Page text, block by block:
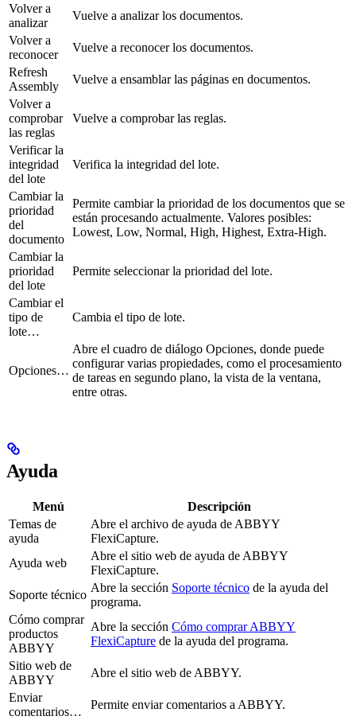
Volver a
analizar
Vuelve a analizar los documentos.
Volver a
reconocer
Vuelve a reconocer los documentos.
Refresh
Assembly
Vuelve a ensamblar las páginas en documentos.
Volver a
comprobar
las reglas
Vuelve a comprobar las reglas.
Verificar la
integridad
del lote
Verifica la integridad del lote.
Cambiar la
prioridad
del
documento
Permite cambiar la prioridad de los documentos que se
están procesando actualmente. Valores posibles:
Lowest, Low, Normal, High, Highest, Extra-High.
Cambiar la
prioridad
del lote
Permite seleccionar la prioridad del lote.
Cambiar el
tipo de
lote…
Cambia el tipo de lote.
Opciones…
Abre el cuadro de diálogo Opciones, donde puede
configurar varias propiedades, como el procesamiento
de tareas en segundo plano, la vista de la ventana,
entre otras.
Ayuda
Menú
Descripción
Temas de
ayuda
Abre el archivo de ayuda de ABBYY
FlexiCapture.
Ayuda web
Abre el sitio web de ayuda de ABBYY
FlexiCapture.
Soporte técnico
Abre la sección Soporte técnico de la ayuda del
programa.
Cómo comprar
productos
ABBYY
Abre la sección Cómo comprar ABBYY
FlexiCapture de la ayuda del programa.
Sitio web de
ABBYY
Abre el sitio web de ABBYY.
Enviar
comentarios…
Permite enviar comentarios a ABBYY.